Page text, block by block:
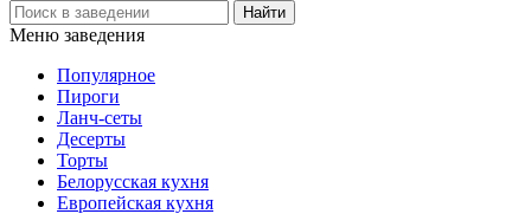
Меню заведения
Популярное
Пироги
Ланч-сеты
Десерты
Торты
Белорусская кухня
Европейская кухня